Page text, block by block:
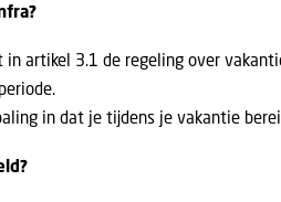
in artikel 3.1 de regeling over
in dat je tijdens je vakantie